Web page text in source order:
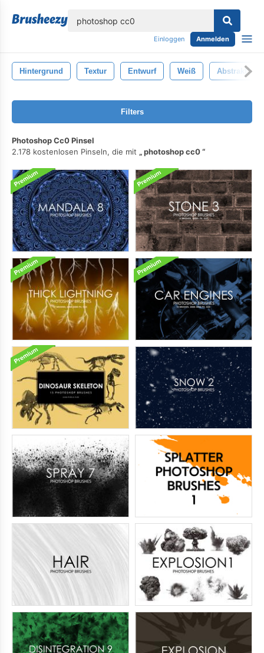
Einloggen Anmelden
Hintergrund Textur Entwurf Weiß Abstrakt
Filters
Photoshop Cc0 Pinsel
2.178 kostenlosen Pinseln, die mit
photoshop cc0